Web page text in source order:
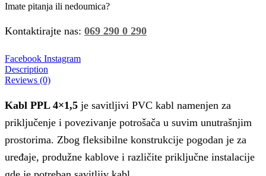
Imate pitanja ili nedoumica?
Kontaktirajte nas: 069 290 0 290
Facebook Instagram
Description
Reviews (0)
Kabl PPL 4×1,5 je savitljivi PVC kabl namenjen za
priključenje i povezivanje potrošača u suvim unutrašnjim
prostorima. Zbog fleksibilne konstrukcije pogodan je za
uređaje, produžne kablove i različite priključne instalacije